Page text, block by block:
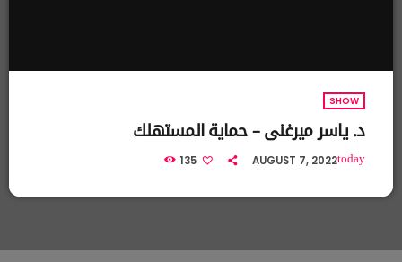
SHOW
د. ياسر ميرغني – حماية المستهلك
today
AUGUST 7, 2022
135